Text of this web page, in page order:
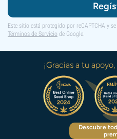
Este sitio está protegido por reCAPTCHA y
Términos de Servicio de Google.
¡Gracias a tu
Descubre